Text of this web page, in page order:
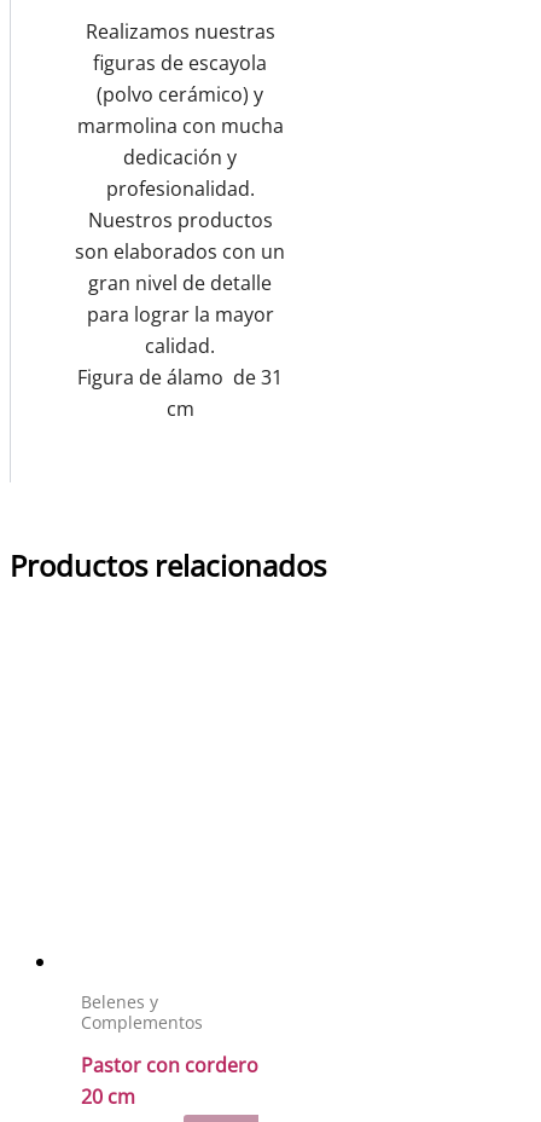
Realizamos nuestras
figuras de escayola
(polvo cerámico) y
marmolina con mucha
dedicación y
profesionalidad.
Nuestros productos
son elaborados con un
gran nivel de detalle
para lograr la mayor
calidad.
Figura de álamo de 31
cm
Productos relacionados
Belenes y
Complementos
Pastor con cordero
20 cm